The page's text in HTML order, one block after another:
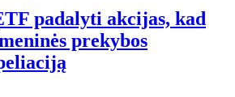
padalyti akcijas, kad
prekybos